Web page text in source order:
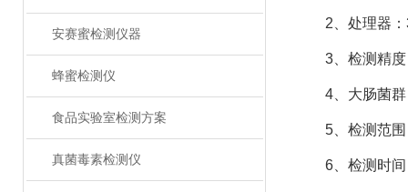
安赛蜜检测仪器
蜂蜜检测仪
食品实验室检测方案
真菌毒素检测仪
2、处理器：
3、检测精度
4、大肠菌群
5、检测范围
6、检测时间